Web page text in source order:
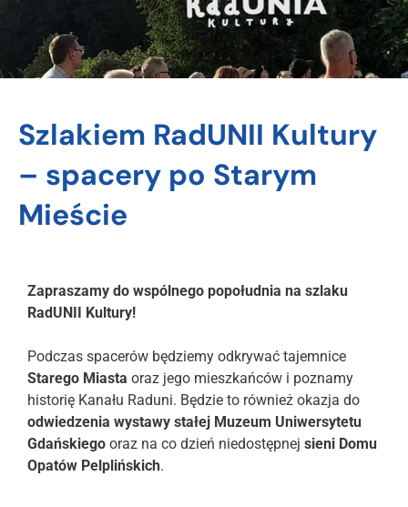
Szlakiem RadUNII Kultury
– spacery po Starym
Mieście
Zapraszamy do wspólnego popołudnia na szlaku
RadUNII Kultury!
Podczas spacerów będziemy odkrywać tajemnice
Starego Miasta oraz jego mieszkańców i poznamy
historię Kanału Raduni. Będzie to również okazja do
odwiedzenia wystawy stałej Muzeum Uniwersytetu
Gdańskiego oraz na co dzień niedostępnej sieni Domu
Opatów Pelplińskich.